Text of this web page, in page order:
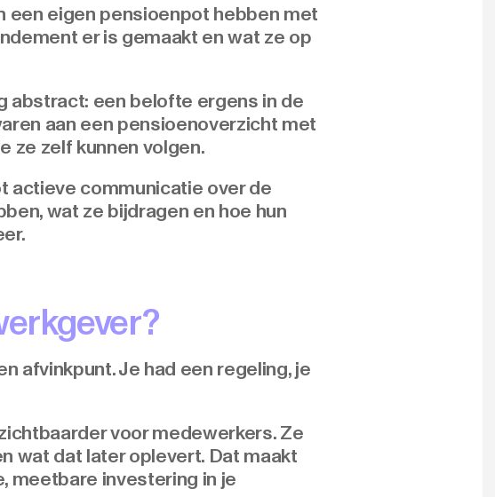
eigen pensioenpot hebben met
er is gemaakt en wat ze op
abstract: een belofte ergens in de
aan een pensioenoverzicht met
ze zelf kunnen volgen.
actieve communicatie over de
wat ze bijdragen en hoe hun
afvinkpunt. Je had een regeling, je
voor medewerkers. Ze
wat dat later oplevert. Dat maakt
meetbare investering in je